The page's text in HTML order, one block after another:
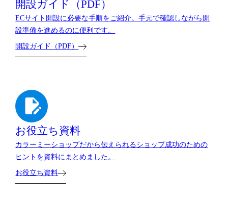
開設ガイド（PDF）
ECサイト開設に必要な手順をご紹介。手元で確認しながら開
設準備を進めるのに便利です。
開設ガイド（PDF）
お役立ち資料
カラーミーショップだから伝えられるショップ成功のための
ヒントを資料にまとめました。
お役立ち資料